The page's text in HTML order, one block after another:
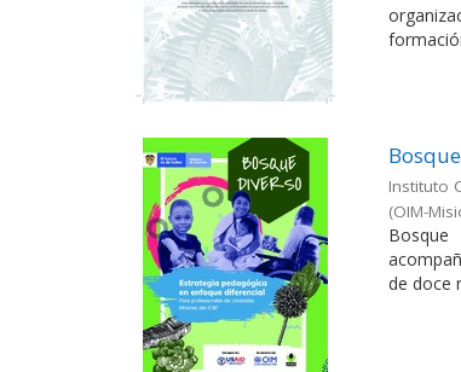
Instituto
(OIM-
de doce